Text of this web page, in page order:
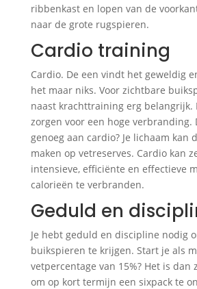
ribbenkast en lopen van de
naar de grote rugspieren.
Cardio training
Cardio. De een vindt het geweldig
het maar niks. Voor zichtbare
naast krachttraining erg belangrijk.
zorgen voor een hoge verbranding.
genoeg aan cardio? Je lichaam kan
maken op vetreserves. Cardio kan
intensieve, efficiënte en effectieve
calorieën te verbranden.
Geduld en
Je hebt geduld en discipline nodig
buikspieren te krijgen. Start je als
vetpercentage van 15%? Het is dan
om op kort termijn een sixpack te